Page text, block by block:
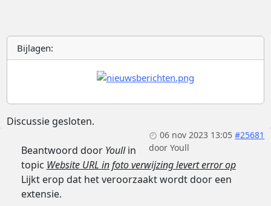
Bijlagen:
Discussie gesloten.
06 nov 2023 13:05 #25681
doorYoull
Beantwoord door Youllin
topic Website URL in foto verwijzing levert error op
Lijkt erop dat het veroorzaakt wordt door een
extensie.